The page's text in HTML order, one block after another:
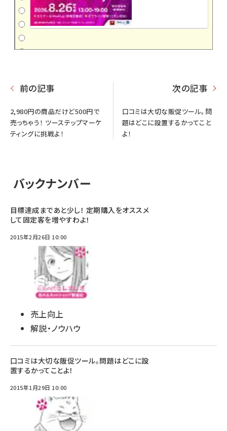
前の記事
2,980円の商品だけど500円で
売っちゃう！ ツーステップマーケ
ティングに挑戦よ！
次の記事
口コミは大切な販促ツール。問
題はどこに設置するかってこと
よ！
バックナンバー
目標達成まであと少し！ 定期購入をオススメ
して固定客を増やすわよ！
2015年2月26日 10:00
売上向上
解説・ノウハウ
口コミは大切な販促ツール。問題はどこに設
置するかってことよ！
2015年1月29日 10:00